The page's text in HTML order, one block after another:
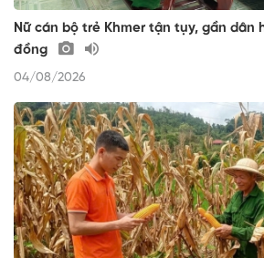
Nữ cán bộ trẻ Khmer tận tụy, gần dân
đồng
04/08/2026